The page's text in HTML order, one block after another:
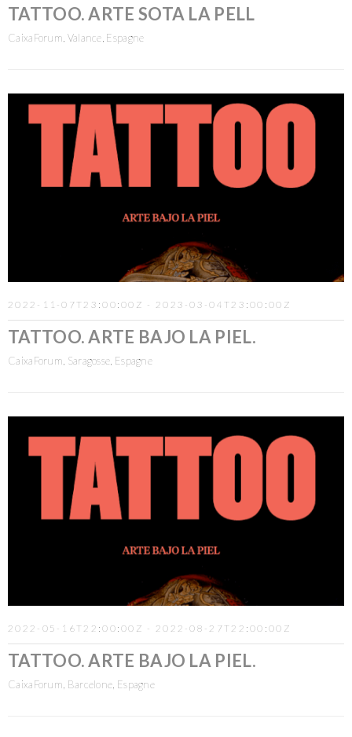
TATTOO. ARTE SOTA LA PELL
CaixaForum, Valance, Espagne
2022-11-07T23:00:00Z - 2023-03-04T23:00:00Z
TATTOO. ARTE BAJO LA PIEL.
CaixaForum, Saragosse, Espagne
2022-05-16T22:00:00Z - 2022-08-27T22:00:00Z
TATTOO. ARTE BAJO LA PIEL.
CaixaForum, Barcelone, Espagne